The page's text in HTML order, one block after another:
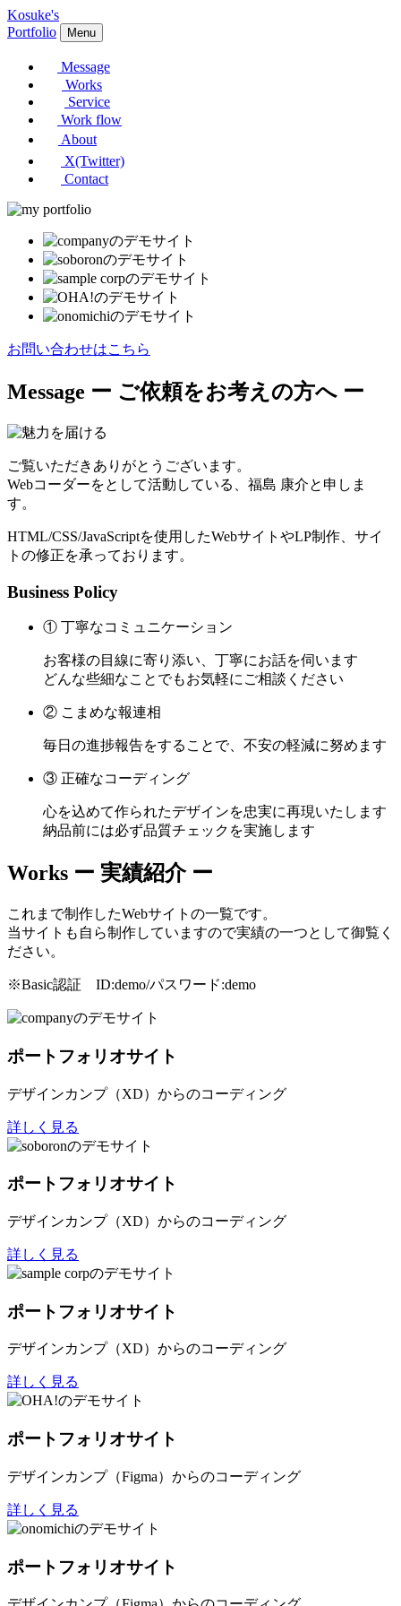
Kosuke's
Portfolio
Menu
Message
Works
Service
Work flow
About
X(Twitter)
Contact
お問い合わせはこちら
Message ー ご依頼をお考えの方へ ー
ご覧いただきありがとうございます。
Webコーダーをとして活動している、福島 康介と申しま
す。
HTML/CSS/JavaScriptを使用したWebサイトやLP制作、サイ
トの修正を承っております。
Business Policy
① 丁寧なコミュニケーション
お客様の目線に寄り添い、丁寧にお話を伺います
どんな些細なことでもお気軽にご相談ください
② こまめな報連相
毎日の進捗報告をすることで、不安の軽減に努めます
③ 正確なコーディング
心を込めて作られたデザインを忠実に再現いたします
納品前には必ず品質チェックを実施します
Works ー 実績紹介 ー
これまで制作したWebサイトの一覧です。
当サイトも自ら制作していますので実績の一つとして御覧く
ださい。
※Basic認証 ID:demo/パスワード:demo
ポートフォリオサイト
デザインカンプ（XD）からのコーディング
詳しく見る
ポートフォリオサイト
デザインカンプ（XD）からのコーディング
詳しく見る
ポートフォリオサイト
デザインカンプ（XD）からのコーディング
詳しく見る
ポートフォリオサイト
デザインカンプ（Figma）からのコーディング
詳しく見る
ポートフォリオサイト